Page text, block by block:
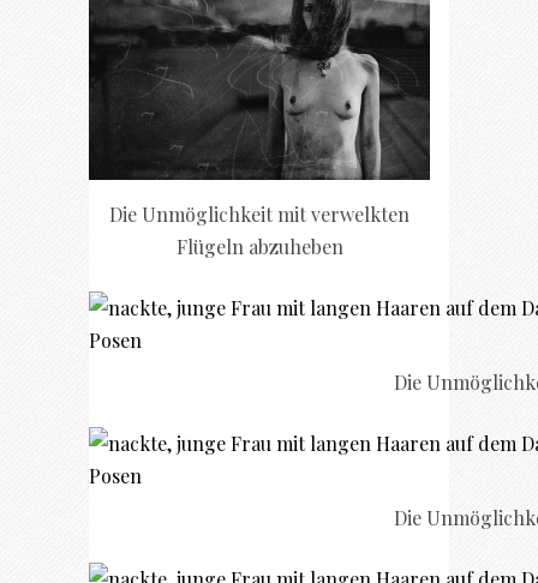
Die Unmöglichkeit mit verwelkten
Flügeln abzuheben
Die
Die